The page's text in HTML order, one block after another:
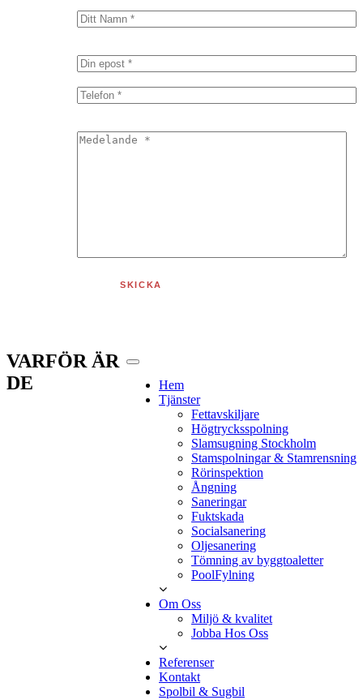
Hem
Tjänster
Fettavskiljare
Högtrycksspolning
Slamsugning Stockholm
Stamspolningar & Stamrensning
Rörinspektion
Ångning
Saneringar
Fuktskada
Socialsanering
Oljesanering
Tömning av byggtoaletter
PoolFylning
Om Oss
Miljö & kvalitet
Jobba Hos Oss
Referenser
Kontakt
Spolbil & Sugbil
VARFÖR ÄR
DE